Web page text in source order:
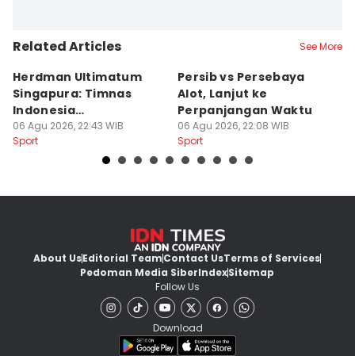
Related Articles See More
Herdman Ultimatum
Singapura: Timnas
Indonesia
Berpengalaman dan
Lapar
06 Agu 2026, 22:43 WIB
Sport
Persib vs Persebaya
Alot, Lanjut ke
Perpanjangan Waktu
06 Agu 2026, 22:08 WIB
Sport
About UsEditorial TeamContact UsTerms of Services
Pedoman Media SiberIndexSitemap
Follow Us
Download